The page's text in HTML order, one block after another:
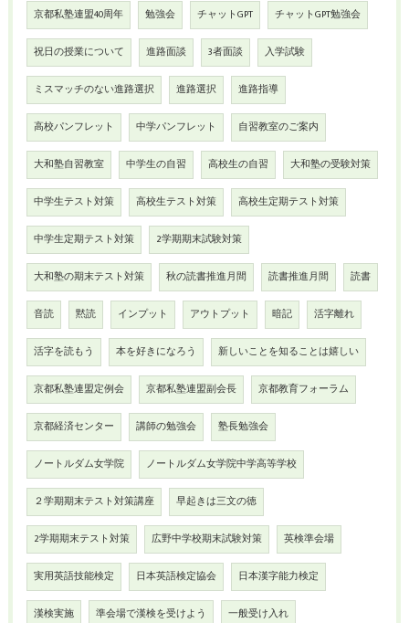
京都私塾連盟40周年 勉強会 チャットGPT チャットGPT勉強会
祝日の授業について 進路面談 3者面談 入学試験
ミスマッチのない進路選択 進路選択 進路指導
高校パンフレット 中学パンフレット 自習教室のご案内
大和塾自習教室 中学生の自習 高校生の自習 大和塾の受験対策
中学生テスト対策 高校生テスト対策 高校生定期テスト対策
中学生定期テスト対策 2学期期末試験対策
大和塾の期末テスト対策 秋の読書推進月間 読書推進月間 読書
音読 黙読 インプット アウトプット 暗記 活字離れ
活字を読もう 本を好きになろう 新しいことを知ることは嬉しい
京都私塾連盟定例会 京都私塾連盟副会長 京都教育フォーラム
京都経済センター 講師の勉強会 塾長勉強会
ノートルダム女学院 ノートルダム女学院中学高等学校
２学期期末テスト対策講座 早起きは三文の徳
2学期期末テスト対策 広野中学校期末試験対策 英検準会場
実用英語技能検定 日本英語検定協会 日本漢字能力検定
漢検実施 準会場で漢検を受けよう 一般受け入れ